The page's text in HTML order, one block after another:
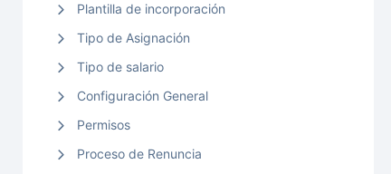
Plantilla de incorporación
Tipo de Asignación
Tipo de salario
Configuración General
Permisos
Proceso de Renuncia